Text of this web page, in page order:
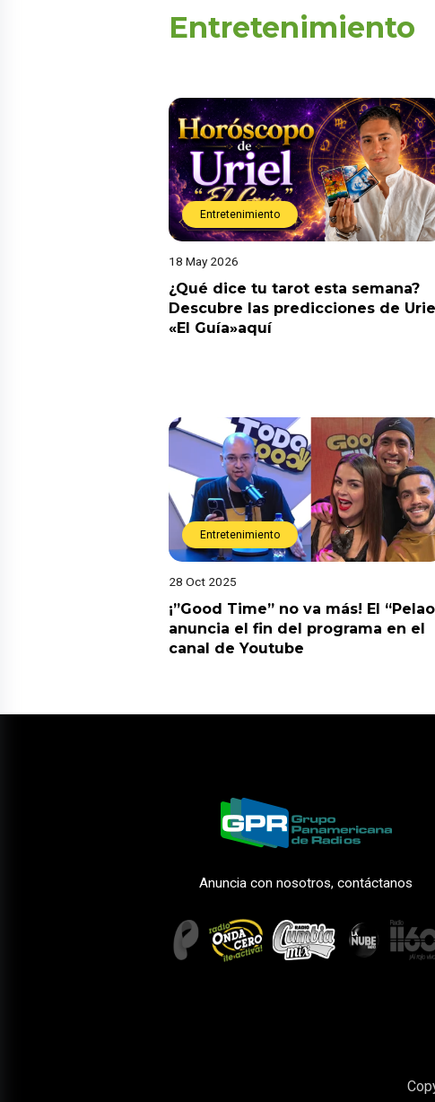
Entretenimiento
Entretenimiento
18 May 2026
¿Qué dice tu tarot esta semana?
Descubre las predicciones de Uriel
«El Guía»aquí
Entretenimiento
28 Oct 2025
¡”Good Time” no va más! El
anuncia el fin del programa en el
canal de Youtube
Anuncia con nosotros, contáctanos